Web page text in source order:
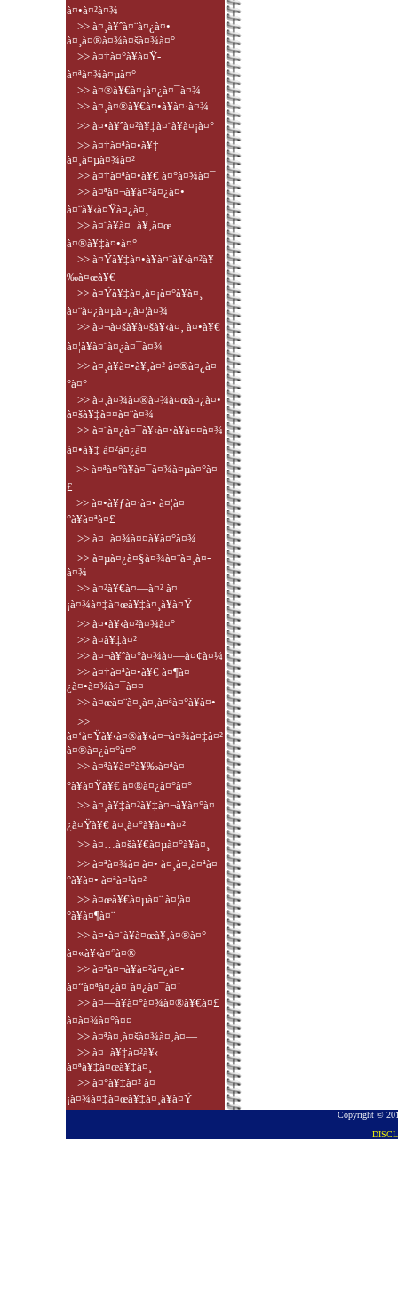
à¤•à¤²à¤¾
>> à¤¸à¥ˆà¤¨à¤¿à¤•
à¤¸à¤®à¤¾à¤šà¤¾à¤°
>> à¤†à¤°à¥à¤Ÿ-
à¤ªà¤¾à¤µà¤°
>> à¤®à¥€à¤¡à¤¿à¤¯à¤¾
>> à¤¸à¤®à¥€à¤•à¥à¤·à¤¾
>> à¤•à¥ˆà¤²à¥‡à¤¨à¥à¤¡à¤°
>> à¤†à¤ªà¤•à¥‡
à¤¸à¤µà¤¾à¤²
>> à¤†à¤ªà¤•à¥€ à¤°à¤¾à¤¯
>> à¤ªà¤¬à¥à¤²à¤¿à¤•
à¤¨à¥‹à¤Ÿà¤¿à¤¸
>> à¤¨à¥à¤¯à¥‚à¤œ
à¤®à¥‡à¤•à¤°
>> à¤Ÿà¥‡à¤•à¥à¤¨à¥‹à¤²à¥
‰à¤œà¥€
>> à¤Ÿà¥‡à¤‚à¤¡à¤°à¥à¤¸
à¤¨à¤¿à¤µà¤¿à¤¦à¤¾
>> à¤¬à¤šà¥à¤šà¥‹à¤‚ à¤•à¥€
à¤¦à¥à¤¨à¤¿à¤¯à¤¾
>> à¤¸à¥à¤•à¥‚à¤² à¤®à¤¿à¤
°à¤°
>> à¤¸à¤¾à¤®à¤¾à¤œà¤¿à¤•
à¤šà¥‡à¤¤à¤¨à¤¾
>> à¤¨à¤¿à¤¯à¥‹à¤•à¥à¤¤à¤¾
à¤•à¥‡ à¤²à¤¿à¤
>> à¤ªà¤°à¥à¤¯à¤¾à¤µà¤°à¤
£
>> à¤•à¥ƒà¤·à¤• à¤¦à¤
°à¥à¤ªà¤£
>> à¤¯à¤¾à¤¤à¥à¤°à¤¾
>> à¤µà¤¿à¤§à¤¾à¤¨à¤¸à¤­
à¤¾
>> à¤²à¥€à¤—à¤² à¤
¡à¤¾à¤‡à¤œà¥‡à¤¸à¥à¤Ÿ
>> à¤•à¥‹à¤²à¤¾à¤°
>> à¤­à¥‡à¤²
>> à¤¬à¥ˆà¤°à¤¾à¤—à¤¢à¤¼
>> à¤†à¤ªà¤•à¥€ à¤¶à¤
¿à¤•à¤¾à¤¯à¤¤
>> à¤œà¤¨à¤¸à¤‚à¤ªà¤°à¥à¤•
>>
à¤‘à¤Ÿà¥‹à¤®à¥‹à¤¬à¤¾à¤‡à¤²
à¤®à¤¿à¤°à¤°
>> à¤ªà¥à¤°à¥‰à¤ªà¤
°à¥à¤Ÿà¥€ à¤®à¤¿à¤°à¤°
>> à¤¸à¥‡à¤²à¥‡à¤¬à¥à¤°à¤
¿à¤Ÿà¥€ à¤¸à¤°à¥à¤•à¤²
>> à¤…à¤šà¥€à¤µà¤°à¥à¤¸
>> à¤ªà¤¾à¤ à¤• à¤¸à¤‚à¤ªà¤
°à¥à¤• à¤ªà¤¹à¤²
>> à¤œà¥€à¤µà¤¨ à¤¦à¤
°à¥à¤¶à¤¨
>> à¤•à¤¨à¥à¤œà¥‚à¤®à¤°
à¤«à¥‹à¤°à¤®
>> à¤ªà¤¬à¥à¤²à¤¿à¤•
à¤“à¤ªà¤¿à¤¨à¤¿à¤¯à¤¨
>> à¤—à¥à¤°à¤¾à¤®à¥€à¤£
à¤­à¤¾à¤°à¤¤
>> à¤ªà¤‚à¤šà¤¾à¤‚à¤—
>> à¤¯à¥‡à¤²à¥‹
à¤ªà¥‡à¤œà¥‡à¤¸
>> à¤°à¥‡à¤² à¤
¡à¤¾à¤‡à¤œà¥‡à¤¸à¥à¤Ÿ
Copyright ©